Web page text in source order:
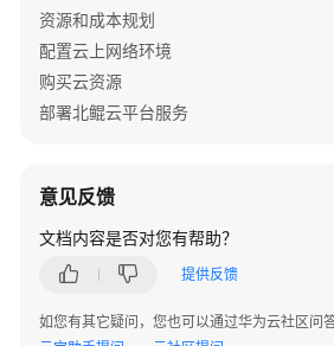
解
决
案
天
思
数
工
资源和成本规划
配置云上网络环境
购买云资源
部署北鲲云平台服务
意见反馈
文档内容是否对您有帮助？
提供反馈
如您有其它疑问，您也可以通过华为云社区问